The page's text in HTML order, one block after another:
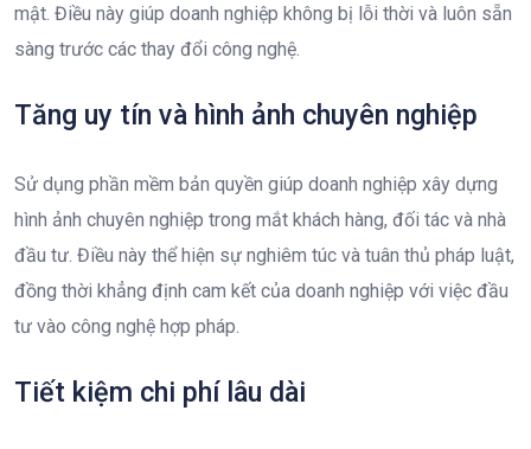
mật. Điều này giúp doanh nghiệp không bị lỗi thời và luôn sẵn
sàng trước các thay đổi công nghệ.
Tăng uy tín và hình ảnh chuyên nghiệp
Sử dụng phần mềm bản quyền giúp doanh nghiệp xây dựng
hình ảnh chuyên nghiệp trong mắt khách hàng, đối tác và nhà
đầu tư. Điều này thể hiện sự nghiêm túc và tuân thủ pháp luật,
đồng thời khẳng định cam kết của doanh nghiệp với việc đầu
tư vào công nghệ hợp pháp.
Tiết kiệm chi phí lâu dài